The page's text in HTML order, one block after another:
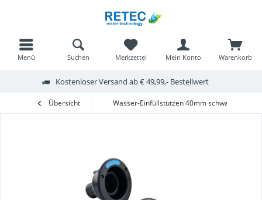
Kostenloser Versand ab € 49,99,- Bestellwert
Menü Warenkorb
Merkzettel Mein Konto
Suchen
Übersicht Wasser-Einfüllstutzen 40mm schwarz